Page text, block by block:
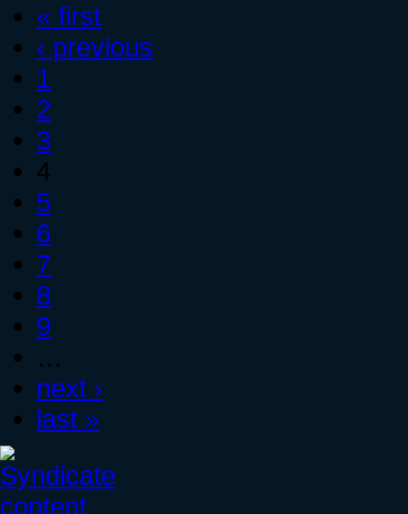
« first
‹ previous
1
2
3
4
5
6
7
8
9
…
next ›
last »